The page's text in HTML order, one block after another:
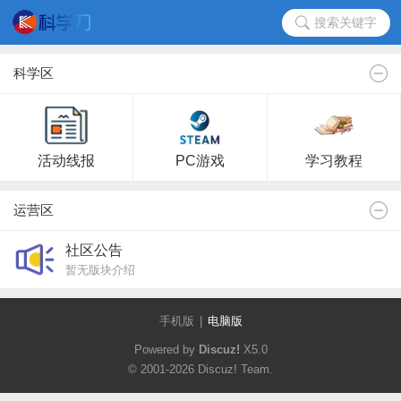
搜索关键字
科学区
活动线报 PC游戏 学习教程
运营区
社区公告
暂无版块介绍
手机版 电脑版
Powered by Discuz! X5.0
© 2001-2026 Discuz! Team.